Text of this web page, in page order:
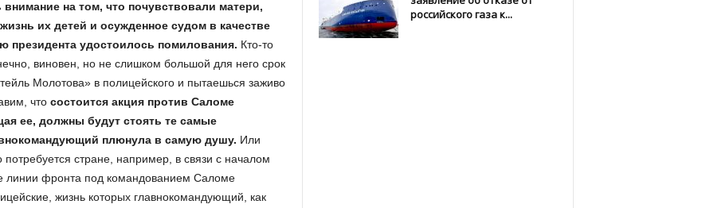
на том, что почувствовали матери,
их детей и осужденное судом в качестве
президента удостоилось помилования. Кто-то
виновен, но не слишком большой для него срок
Молотова» в полицейского и пытаешься заживо
что состоится акция против Саломе
ее, должны будут стоять те самые
плюнула в самую душу. Или
стране, например, в связи с началом
линии фронта под командованием Саломе
жизнь которых главнокомандующий, как
российского газа к...